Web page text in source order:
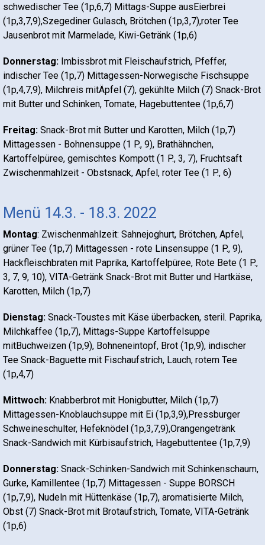
schwedischer Tee (1p,6,7) Mittags-Suppe ausEierbrei
(1p,3,7,9),Szegediner Gulasch, Brötchen (1p,3,7),roter Tee
Jausenbrot mit Marmelade, Kiwi-Getränk (1p,6)
Donnerstag: Imbissbrot mit Fleischaufstrich, Pfeffer,
indischer Tee (1p,7) Mittagessen-Norwegische Fischsuppe
(1p,4,7,9), Milchreis mitÄpfel (7), gekühlte Milch (7) Snack-Brot
mit Butter und Schinken, Tomate, Hagebuttentee (1p,6,7)
Freitag: Snack-Brot mit Butter und Karotten, Milch (1p,7)
Mittagessen - Bohnensuppe (1 P., 9), Brathähnchen,
Kartoffelpüree, gemischtes Kompott (1 P., 3, 7), Fruchtsaft
Zwischenmahlzeit - Obstsnack, Apfel, roter Tee (1 P., 6)
Menü 14.3. - 18.3. 2022
Montag: Zwischenmahlzeit: Sahnejoghurt, Brötchen, Apfel,
grüner Tee (1p,7) Mittagessen - rote Linsensuppe (1 P., 9),
Hackfleischbraten mit Paprika, Kartoffelpüree, Rote Bete (1 P.,
3, 7, 9, 10), VITA-Getränk Snack-Brot mit Butter und Hartkäse,
Karotten, Milch (1p,7)
Dienstag: Snack-Toustes mit Käse überbacken, steril. Paprika,
Milchkaffee (1p,7), Mittags-Suppe Kartoffelsuppe
mitBuchweizen (1p,9), Bohneneintopf, Brot (1p,9), indischer
Tee Snack-Baguette mit Fischaufstrich, Lauch, rotem Tee
(1p,4,7)
Mittwoch: Knabberbrot mit Honigbutter, Milch (1p,7)
Mittagessen-Knoblauchsuppe mit Ei (1p,3,9),Pressburger
Schweineschulter, Hefeknödel (1p,3,7,9),Orangengetränk
Snack-Sandwich mit Kürbisaufstrich, Hagebuttentee (1p,7,9)
Donnerstag: Snack-Schinken-Sandwich mit Schinkenschaum,
Gurke, Kamillentee (1p,7) Mittagessen - Suppe BORSCH
(1p,7,9), Nudeln mit Hüttenkäse (1p,7), aromatisierte Milch,
Obst (7) Snack-Brot mit Brotaufstrich, Tomate, VITA-Getränk
(1p,6)